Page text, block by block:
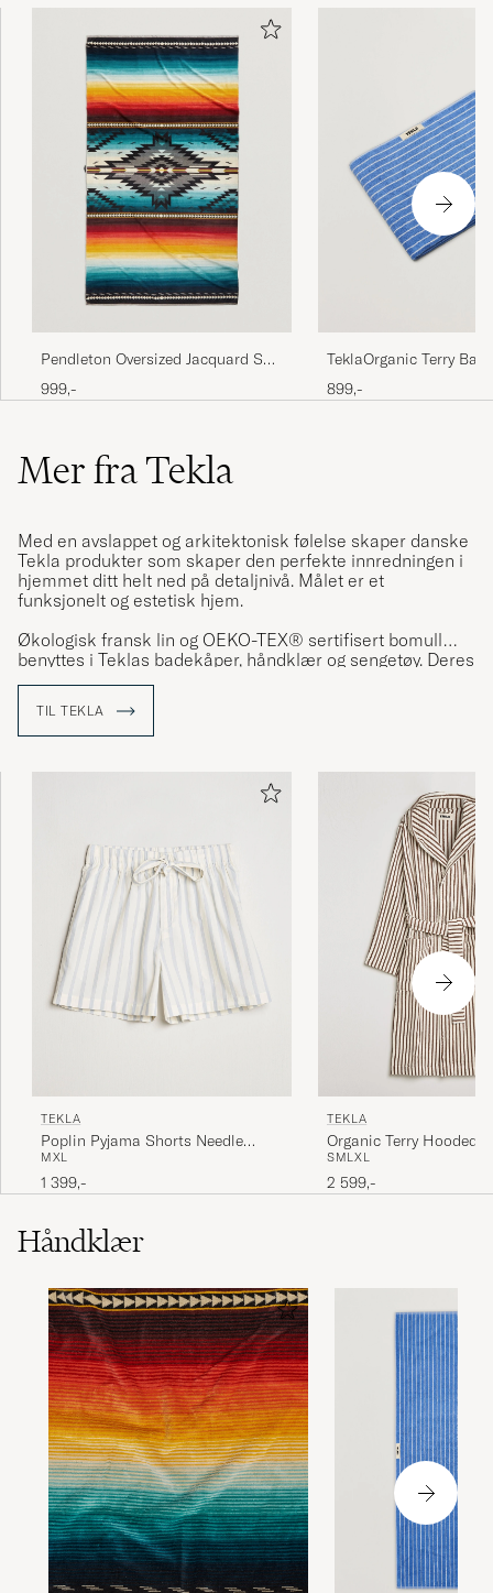
Pendleton Oversized Jacquard Spa
Towel Saltillo Sunset
999,-
TeklaOrganic Terry Bath
TowelClear Blue Stripes
899,-
Mer fra Tekla
Med en avslappet og arkitektonisk følelse skaper danske
Tekla produkter som skaper den perfekte innredningen i
hjemmet ditt helt ned på detaljnivå. Målet er et
funksjonelt og estetisk hjem.
Økologisk fransk lin og OEKO-TEX® sertifisert bomull
benyttes i Teklas badekåper, håndklær og sengetøy. Deres
sengetøy steinvaskes for å få fram en noe matt finish. Alt
TIL TEKLA
TEKLA
Poplin Pyjama Shorts Needle
Stripes
MXL
1 399,-
TEKLA
Organic Terry Hooded
Kodiak Stripes
SMLXL
2 599,-
Håndklær